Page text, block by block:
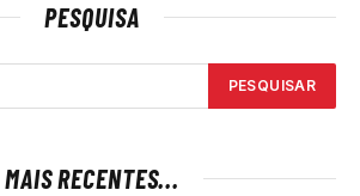
PESQUISA
MAIS RECENTES...